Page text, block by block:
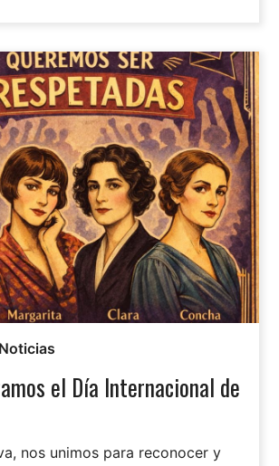
Noticias
el Día Internacional de
nos unimos para reconocer y